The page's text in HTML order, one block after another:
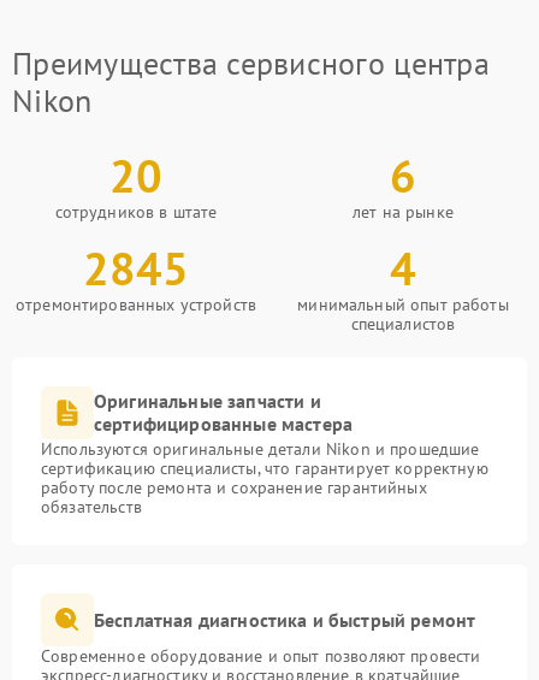
Преимущества сервисного центра
Nikon
20
сотрудников в штате
6
лет на рынке
2845
отремонтированных устройств
4
минимальный опыт работы
специалистов
Оригинальные запчасти и
сертифицированные мастера
Используются оригинальные детали Nikon и прошедшие
сертификацию специалисты, что гарантирует корректную
работу после ремонта и сохранение гарантийных
обязательств
Бесплатная диагностика и быстрый ремонт
Современное оборудование и опыт позволяют провести
экспресс-диагностику и восстановление в кратчайшие